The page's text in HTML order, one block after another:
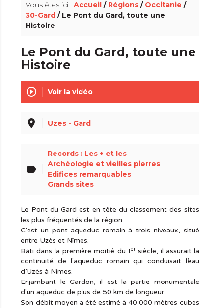
Vous êtes ici :Accueil / Régions / Occitanie /
30-Gard / Le Pont du Gard, toute une
Histoire
Le Pont du Gard, toute une
Histoire
play_circle_outline Voir la vidéo
place Uzes - Gard
label
Records : Les + et les -
Archéologie et vieilles pierres
Edifices remarquables
Grands sites
Le Pont du Gard est en tête du classement des sites
les plus fréquentés de la région.
C'est un pont-aqueduc romain à trois niveaux, situé
entre Uzès et Nîmes.
Bâti dans la première moitié du Iersiècle, il assurait la
continuité de l'aqueduc romain qui conduisait l’eau
d’Uzès à Nîmes.
Enjambant le Gardon, il est la partie monumentale
d'un aqueduc de plus de 50 km de longueur.
Son débit moyen a été estimé à 40 000 mètres cubes